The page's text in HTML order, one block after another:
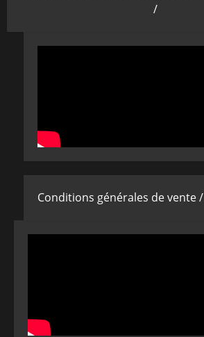
/
Conditions générales de vente /